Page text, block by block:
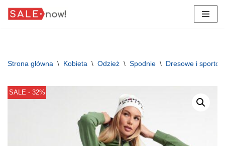
Strona główna \ Kobieta \ Odzież \ Spodnie \ Dresowe i
SALE - 32%